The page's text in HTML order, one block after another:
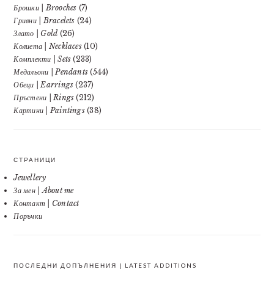
Брошки | Brooches (7)
Гривни | Bracelets (24)
Злато | Gold (26)
Колиета | Necklaces(10)
Комплекти | Sets (233)
Медальони | Pendants (544)
Обеци | Earrings (237)
Пръстени | Rings (212)
Картини | Paintings(38)
СТРАНИЦИ
Jewellery
За мен | About me
Контакт | Contact
Поръчки
ПОСЛЕДНИ ДОПЪЛНЕНИЯ | LATEST ADDITIONS